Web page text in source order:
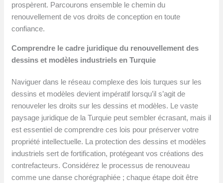
prospèrent. Parcourons ensemble le chemin du
renouvellement de vos droits de conception en toute
confiance.
Comprendre le cadre juridique du renouvellement des
dessins et modèles industriels en Turquie
Naviguer dans le réseau complexe des lois turques sur les
dessins et modèles devient impératif lorsqu’il s’agit de
renouveler les droits sur les dessins et modèles. Le vaste
paysage juridique de la Turquie peut sembler écrasant, mais il
est essentiel de comprendre ces lois pour préserver votre
propriété intellectuelle. La protection des dessins et modèles
industriels sert de fortification, protégeant vos créations des
contrefacteurs. Considérez le processus de renouveau
comme une danse chorégraphiée ; chaque étape doit être